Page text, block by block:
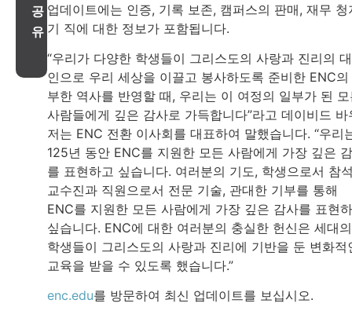
공
유
업데이트에는 인증, 기록 보존, 캠퍼스의 판매, 재무 청
기 직에 대한 정보가 포함됩니다.
“우리가 다양한 학생들이 그리스도의 사랑과 진리의
인으로 우리 세상을 이끌고 봉사하도록 준비한 ENC의
부한 역사를 반영할 때, 우리는 이 여정의 일부가 된
사람들에게 깊은 감사로 가득합니다”라고 데이비드 바
저는 ENC 전환 이사회를 대표하여 말했습니다. “우리
125년 동안 ENC를 지원한 모든 사람에게 가장 깊은
를 표현하고 싶습니다. 여러분의 기도, 학생으로서 참
교수진과 직원으로서 전문 기술, 관대한 기부를 통해
ENC를 지원한 모든 사람에게 가장 깊은 감사를 표현
싶습니다. ENC에 대한 여러분의 충실한 헌신은 세대의
학생들이 그리스도의 사랑과 진리에 기반을 둔 변화적
교육을 받을 수 있도록 했습니다.”
enc.edu를 방문하여 최신 업데이트를 보십시오.